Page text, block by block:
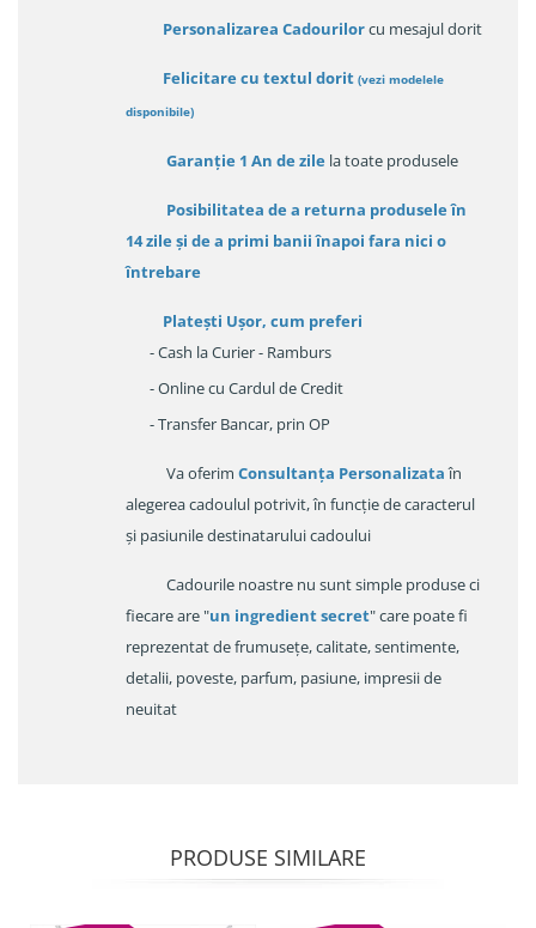
Personalizarea Cadourilorcu mesajul dorit
Felicitare cu textul dorit (vezi modelele
disponibile)
Garanție 1 An de zile la toate produsele
Posibilitatea de a returna produsele în
14 zileși de a primi banii înapoi fara nici o
întrebare
Platești Ușor, cum preferi
- Cash la Curier - Ramburs
- Online cu Cardul de Credit
- Transfer Bancar, prin OP
Va oferim Consultanța Personalizataîn
alegerea cadoulul potrivit, în funcție de caracterul
și pasiunile destinatarului cadoului
Cadourile noastre nu sunt simple produse ci
fiecare are "un ingredient secret" care poate fi
reprezentat de frumusețe, calitate, sentimente,
detalii, poveste, parfum, pasiune, impresii de
neuitat
PRODUSE SIMILARE